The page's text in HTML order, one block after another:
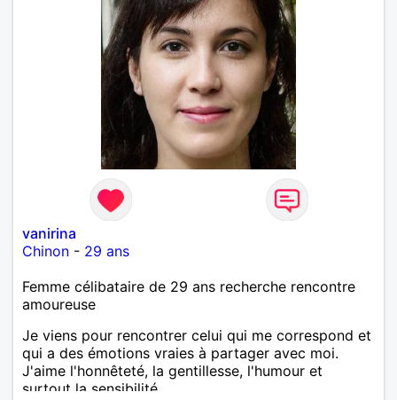
vanirina
Chinon - 29 ans
Femme célibataire de 29 ans recherche rencontre
amoureuse
Je viens pour rencontrer celui qui me correspond et
qui a des émotions vraies à partager avec moi.
J'aime l'honnêteté, la gentillesse, l'humour et
surtout la sensibilité.